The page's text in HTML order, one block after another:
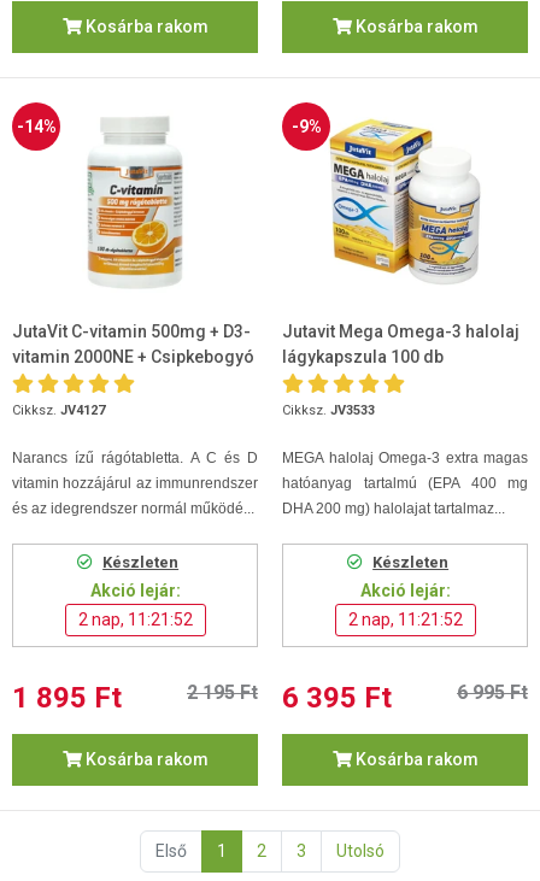
Kosárba rakom Kosárba rakom
-14%
JutaVit C-vitamin 500mg + D3-
vitamin 2000NE + Csipkebogyó
kivonat rágótabletta 100db
Cikksz. JV4127
Narancs ízű rágótabletta. A C és D
vitamin hozzájárul az immunrendszer
és az idegrendszer normál működé...
Készleten
Akció lejár:
2 nap, 11:21:52
1 895 Ft 2 195 Ft
Kosárba rakom
-9%
Jutavit Mega Omega-3 halolaj
lágykapszula 100 db
Cikksz. JV3533
MEGA halolaj Omega-3 extra magas
hatóanyag tartalmú (EPA 400 mg
DHA 200 mg) halolajat tartalmaz...
Készleten
Akció lejár:
2 nap, 11:21:52
6 395 Ft 6 995 Ft
Kosárba rakom
Első 1 2 3 Utolsó